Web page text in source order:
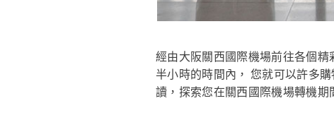
經由大阪關西國際機場前往各個
半小時的時間內， 您就可以許多
讀，探索您在關西國際機場轉機期